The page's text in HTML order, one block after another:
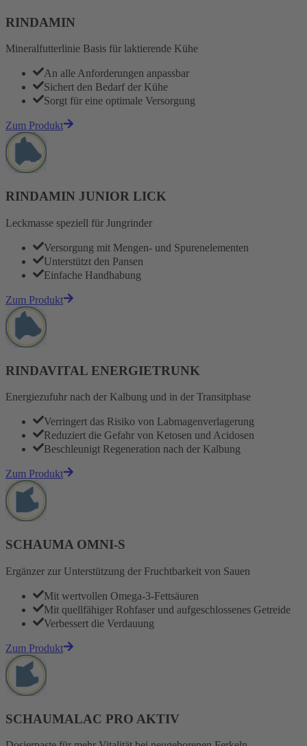
RINDAMIN
Mineralfutterlinie Basis für laktierende Kühe
An alle Anforderungen anpassbar
Sichert den Bedarf der Kühe
Sorgt für eine optimale Versorgung
Zum Produkt
RINDAMIN JUNIOR LICK
Leckmasse speziell für Jungrinder
Versorgung mit Mengen- und Spurenelementen
Unterstützt den Pansen
Einfache Handhabung
Zum Produkt
RINDAVITAL ENERGIETRUNK
Energiezufuhr nach der Kalbung und in der Transitphase
Verringert das Risiko von Labmagenverlagerung
Reduziert die Gefahr von Ketosen und Acidosen
Beschleunigt Regeneration nach der Kalbung
Zum Produkt
SCHAUMA OMNI-S
Ergänzer zur Unterstützung der Fruchtbarkeit von Sauen
Mit wertvollen Omega-3-Fettsäuren
Mit quellfähiger Rohfaser und aufgeschlossenes Getreide
Verbessert die Verdauung
Zum Produkt
SCHAUMALAC PRO AKTIV